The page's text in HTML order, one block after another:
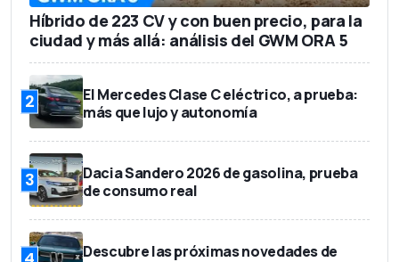
Híbrido de 223 CV y con buen precio, para la
ciudad y más allá: análisis del GWM ORA 5
2
El Mercedes Clase C eléctrico, a prueba:
más que lujo y autonomía
3
Dacia Sandero 2026 de gasolina, prueba
de consumo real
Descubre las próximas novedades de